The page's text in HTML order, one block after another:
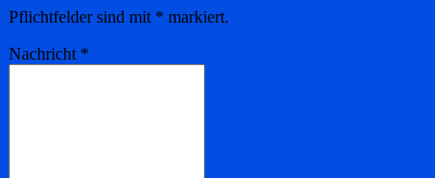
Pflichtfelder sind mit * markiert.
Nachricht *